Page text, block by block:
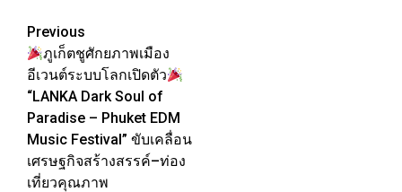
Post
navigation
Previous
ภูเก็ตชูศักยภาพเมือง
อีเวนต์ระบบโลกเปิดตัว
“LANKA Dark Soul of
Paradise – Phuket EDM
Music Festival” ขับเคลื่อน
เศรษฐกิจสร้างสรรค์–ท่อง
เที่ยวคุณภาพ